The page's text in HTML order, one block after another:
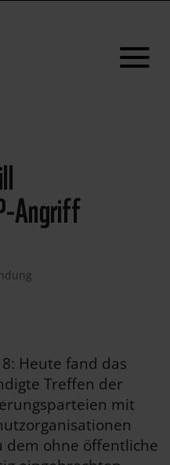
Angriff
Heute fand das
Treffen der
mit
dem ohne öffentliche